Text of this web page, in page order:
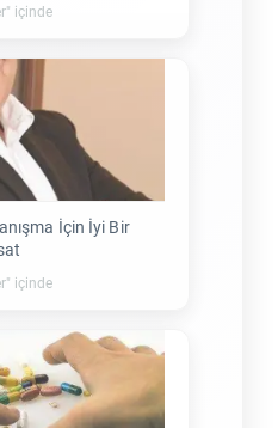
içinde
İçin İyi Bir
içinde